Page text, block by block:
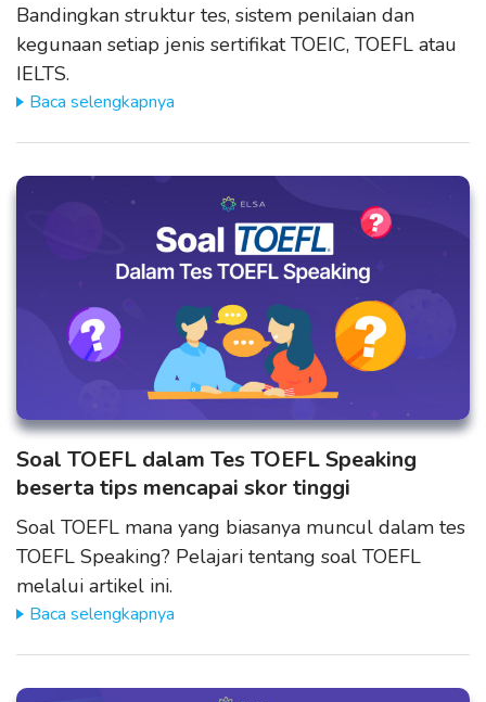
Bandingkan struktur tes, sistem penilaian dan
kegunaan setiap jenis sertifikat TOEIC, TOEFL atau
IELTS.
Baca selengkapnya
Soal TOEFL dalam Tes TOEFL Speaking
beserta tips mencapai skor tinggi
Soal TOEFL mana yang biasanya muncul dalam tes
TOEFL Speaking? Pelajari tentang soal TOEFL
melalui artikel ini.
Baca selengkapnya